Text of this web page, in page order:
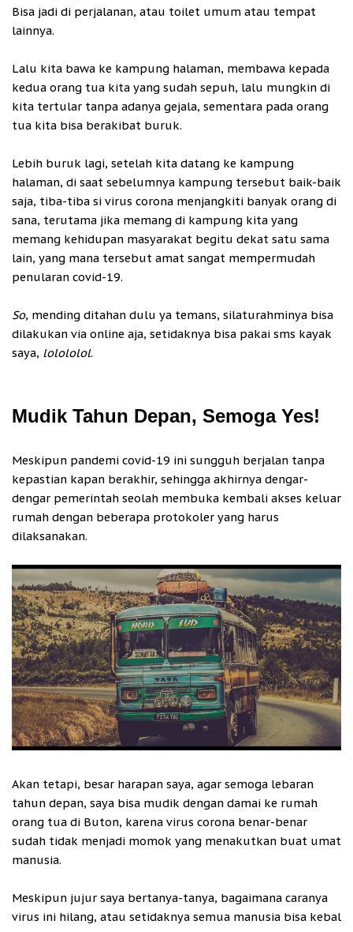
Bisa jadi di perjalanan, atau toilet umum atau tempat
lainnya.
Lalu kita bawa ke kampung halaman, membawa kepada
kedua orang tua kita yang sudah sepuh, lalu mungkin di
kita tertular tanpa adanya gejala, sementara pada orang
tua kita bisa berakibat buruk.
Lebih buruk lagi, setelah kita datang ke kampung
halaman, di saat sebelumnya kampung tersebut baik-baik
saja, tiba-tiba si virus corona menjangkiti banyak orang di
sana, terutama jika memang di kampung kita yang
memang kehidupan masyarakat begitu dekat satu sama
lain, yang mana tersebut amat sangat mempermudah
penularan covid-19.
So, mending ditahan dulu ya temans, silaturahminya bisa
dilakukan via online aja, setidaknya bisa pakai sms kayak
saya, lolololol.
Mudik Tahun Depan, Semoga Yes!
Meskipun pandemi covid-19 ini sungguh berjalan tanpa
kepastian kapan berakhir, sehingga akhirnya dengar-
dengar pemerintah seolah membuka kembali akses keluar
rumah dengan beberapa protokoler yang harus
dilaksanakan.
Akan tetapi, besar harapan saya, agar semoga lebaran
tahun depan, saya bisa mudik dengan damai ke rumah
orang tua di Buton, karena virus corona benar-benar
sudah tidak menjadi momok yang menakutkan buat umat
manusia.
Meskipun jujur saya bertanya-tanya, bagaimana caranya
virus ini hilang, atau setidaknya semua manusia bisa kebal